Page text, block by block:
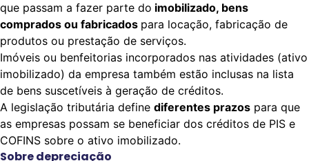
que passam a fazer parte do imobilizado, bens
comprados ou fabricados para locação, fabricação de
produtos ou prestação de serviços.
Imóveis ou benfeitorias incorporados nas atividades (ativo
imobilizado) da empresa também estão inclusas na lista
de bens suscetíveis à geração de créditos.
A legislação tributária define diferentes prazos para que
as empresas possam se beneficiar dos créditos de PIS e
COFINS sobre o ativo imobilizado.
Sobre depreciação